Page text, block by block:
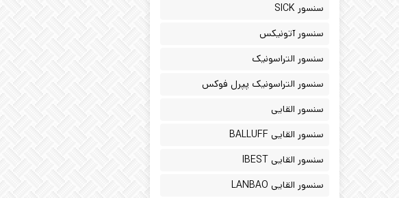
سنسور SICK
سنسور آتونیکس
سنسور التراسونیک
سنسور التراسونیک پپرل فوکس
سنسور القایی
سنسور القایی BALLUFF
سنسور القایی IBEST
سنسور القایی LANBAO